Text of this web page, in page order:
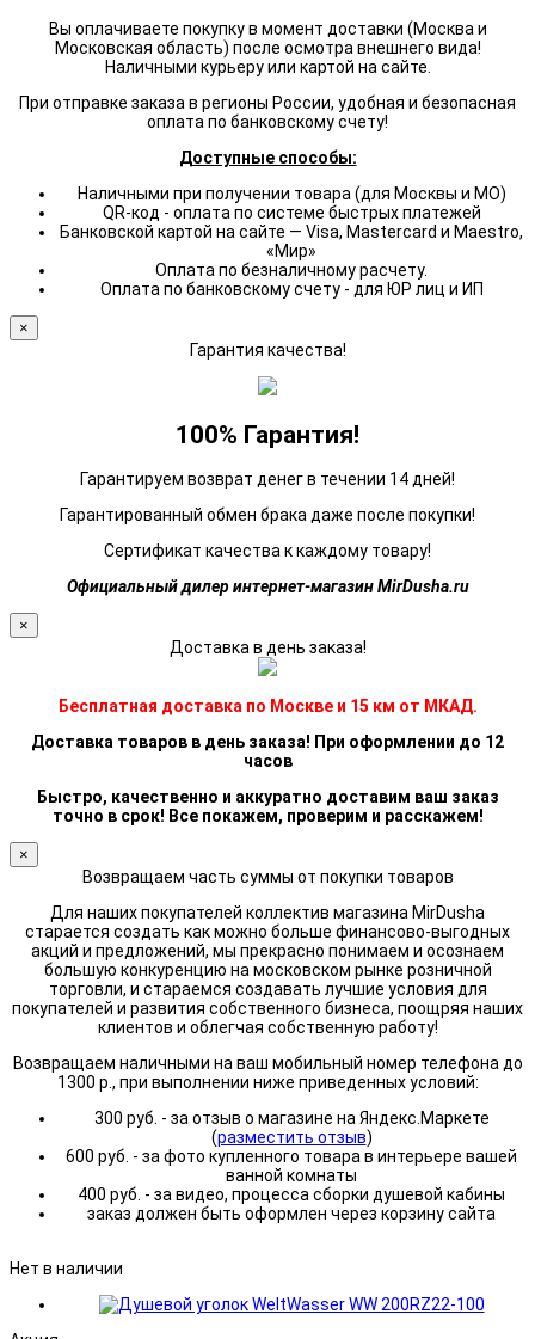
Вы оплачиваете покупку в момент доставки (Москва и
Московская область) после осмотра внешнего вида!
Наличными курьеру или картой на сайте.
При отправке заказа в регионы России, удобная и безопасная
оплата по банковскому счету!
Доступные способы:
Наличными при получении товара (для Москвы и МО)
QR-код - оплата по системе быстрых платежей
Банковской картой на сайте — Visa, Mastercard и Maestro,
«Мир»
Оплата по безналичному расчету.
Оплата по банковскому счету - для ЮР лиц и ИП
×
Гарантия качества!
100% Гарантия!
Гарантируем возврат денег в течении 14 дней!
Гарантированный обмен брака даже после покупки!
Сертификат качества к каждому товару!
Официальный дилер интернет-магазин MirDusha.ru
×
Доставка в день заказа!
Бесплатная доставка по Москве и 15 км от МКАД.
Доставка товаров в день заказа! При оформлении до 12
часов
Быстро, качественно и аккуратно доставим ваш заказ
точно в срок! Все покажем, проверим и расскажем!
×
Возвращаем часть суммы от покупки товаров
Для наших покупателей коллектив магазина MirDusha
старается создать как можно больше финансово-выгодных
акций и предложений, мы прекрасно понимаем и осознаем
большую конкуренцию на московском рынке розничной
торговли, и стараемся создавать лучшие условия для
покупателей и развития собственного бизнеса, поощряя наших
клиентов и облегчая собственную работу!
Возвращаем наличными на ваш мобильный номер телефона до
1300 р., при выполнении ниже приведенных условий:
300 руб. - за отзыв о магазине на Яндекс.Маркете
(разместить отзыв)
600 руб. - за фото купленного товара в интерьере вашей
ванной комнаты
400 руб. - за видео, процесса сборки душевой кабины
заказ должен быть оформлен через корзину сайта
Нет в наличии